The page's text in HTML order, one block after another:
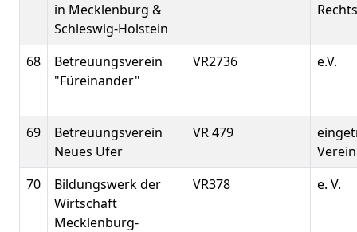
in Mecklenburg &
Schleswig-Holstein
Rechts
68
Betreuungsverein
"Füreinander"
VR2736 e.V.
69
Betreuungsverein
Neues Ufer
VR 479
Verein
70
Bildungswerk der
Wirtschaft
Mecklenburg-
VR378 e. V.